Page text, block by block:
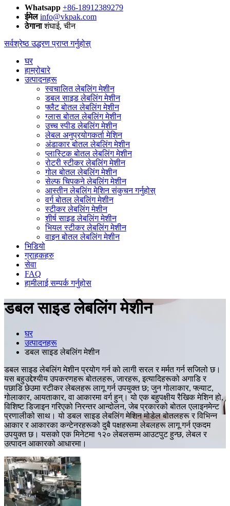
Whatsapp +86-18912389279
ईमेल info@vkpak.com
ठेगानाशंघाई, चीन
सर्वश्रेष्ठ उद्धरण प्राप्त गर्नुहोस्
घर
हाम्रोबारे
उत्पादनहरू
स्वचालित लेबलिंग मेशीन
डबल साइड लेबलिंग मेशीन
फ्लैट बोतल लेबलिंग मेशीन
ग्लास बोतल लेबलिंग मेशीन
उच्च स्पीड लेबलिंग मेशीन
लेबल अनुप्रयोगकर्ता मेशिन
अंडाकार बोतल लेबलिंग मेशीन
प्लास्टिक बोतल लेबलिंग मेशीन
रोटरी स्टीकर लेबलिंग मेशीन
गोल बोतल लेबलिंग मेशीन
सेल्फ चिपकने लेबलिंग मेशीन
आस्तीन लेबलिंग मेशिन संकुचन गर्नुहोस्
वर्ग बोतल लेबलिंग मेशीन
स्टीकर लेबलिंग मेशीन
शीर्ष साइड लेबलिंग मेशीन
भियल स्टीकर लेबलिंग मेशीन
वाइन बोतल लेबलिंग मेशीन
भिडियो
ग्राहकहरु
सेवा
FAQ
हामीलाई सम्पर्क गर्नुहोस
डबल साइड लेबलिंग मेशीन
घर
उत्पादनहरू
डबल साइड लेबलिंग मेशीन
डबल साइड लेबलिंग मेशीन प्रयोग गर्न को लागी सरल र मर्मत गर्न सजिलो छ।
यस बहुउद्देश्यीय उपकरणहरू बोतलहरू, जारहरू, इत्यादिहरूको अगाडि र
पछाडि छेउमा स्टीकर लेबलहरू लागू गर्न उपयुक्त छ; जुन गोलाकार, फ्ल्याट,
गोलाकार, आयताकार, वा आकारमा वर्ग हुन्। यो एक बहुपक्षीय रैखिक मेशिन हो,
विशिष्ट डिजाइन गरिएको निरन्तर आन्दोलन, जेब प्रकारको बोतल एलाइनमेन्ट
प्रणालीको साथ। यो डबल साइड लेबलिंग मेशिन मोडेल बोतलहरू र विभिन्न
आकार र आकारका कन्टेनरहरूको दुबै पक्षहरूमा लेबलहरू लागू गर्न एकदम
उपयुक्त छ। यसको एक मिनेटमा १२० लेबलसम्म आउटपुट हुन्छ, लेबल र
उत्पादन आकारको आधारमा।